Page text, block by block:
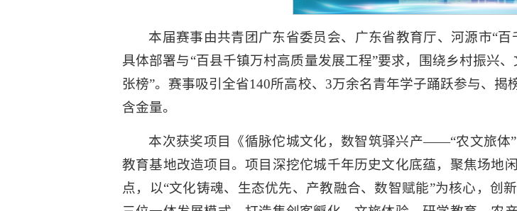
本届赛事由共青团广东省委员会、广东省教育厅、河源市“
具体部署与“百县千镇万村高质量发展工程”要求，围绕乡村振兴
张榜”。赛事吸引全省140所高校、3万余名青年学子踊跃参与、
含金量。
本次获奖项目《循脉佗城文化，数智筑驿兴产——“农文旅体
教育基地改造项目。项目深挖佗城千年历史文化底蕴，聚焦场地
点，以“文化铸魂、生态优先、产教融合、数智赋能”为核心，创